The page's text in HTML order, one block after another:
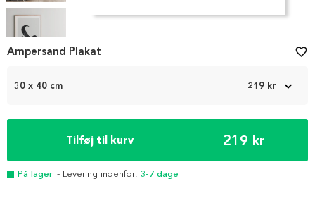
Item
1
30 x 40 cm 219 kr
Tilføj til kurv 219 kr
På lager - Levering indenfor: 3-7 dage
Ampersand Plakat favorite_border